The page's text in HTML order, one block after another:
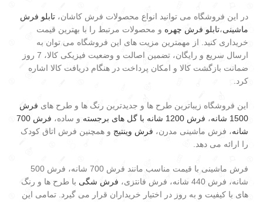
در این فروشگاه می توانید انواع محصولات فرش کاشان، تابلو فرش
ماشینی،تابلو فرش چهره و محصولات مرتبط را با بهترین قیمت
خریداری کنید. از مهمترین مزیت های این فروشگاه می توان به
ارسال سریع و رایگان، تضمین اصالت و وضعیت فیزیکی کالا، 7 روز
ضمانت بازگشت کالا و امکان پرداخت در هنگام دریافت کالا اشاره
کرد.
این فروشگاه زیباترین طرح ها و جدیدترین رنگ ها و طرح های فرش
1500 شانه
، فرش 1200 شانه با گل های برجسته و ساده،
فرش 700
شانه، فرش ماشینی مدرن، فرش وینتیج و همچنین فرش اتاق کودک
را ارائه می دهد.
فرش ماشینی با قیمت مناسب مانند فرش 700 شانه، فرش 500
شانه، فرش 440 شانه، فرش فانتزی،
فرش شگی با طرح ها و رنگ
های با کیفیت و به روز در اختیار خریداران قرار می گیرد. تمامی این